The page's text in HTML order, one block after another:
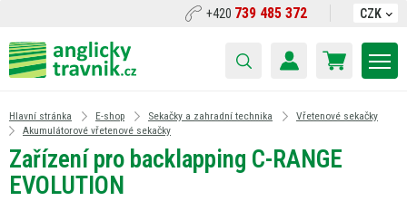
+420 739 485 372 CZK
Hlavní stránka E-shop Sekačky a zahradní technika
Vřetenové sekačky
Akumulátorové vřetenové sekačky
Zařízení pro backlapping C-RANGE
EVOLUTION